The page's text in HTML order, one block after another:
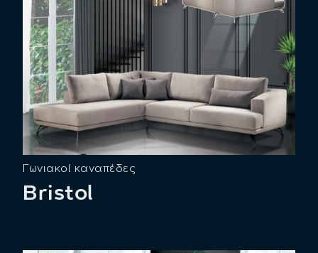
Γωνιακοί καναπέδες
Bristol